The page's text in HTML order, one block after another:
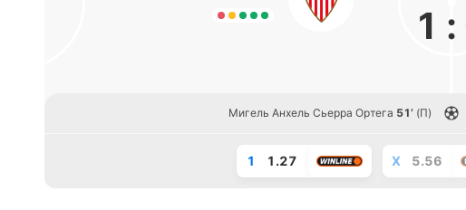
1 :
Мигель Анхель Сьерра Ортега 51’ (П)
1 1.27 X 5.56